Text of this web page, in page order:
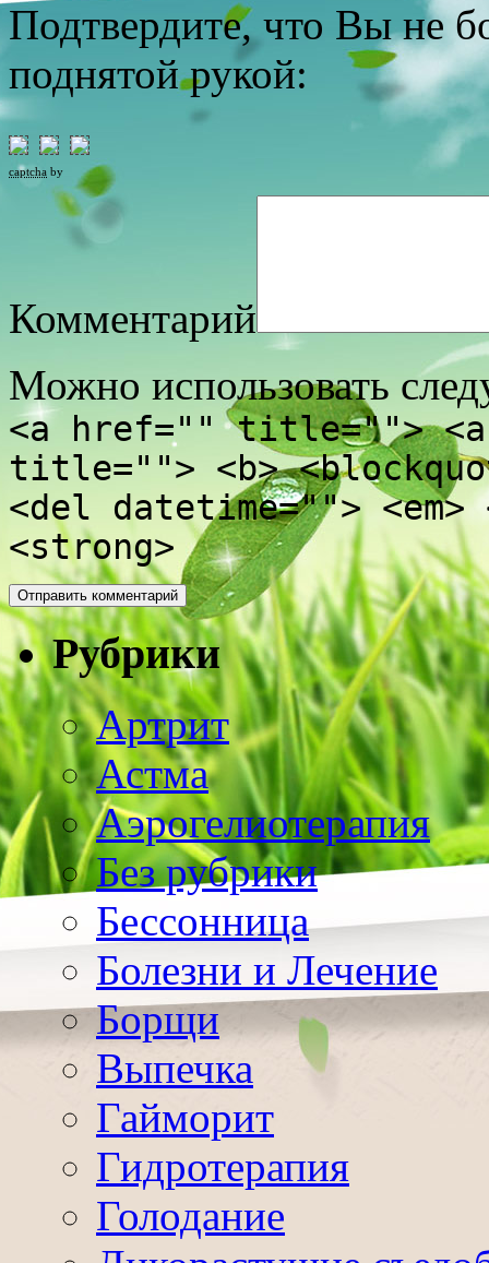
Подтвердите, что Вы не
поднятой рукой:
captcha by
Комментарий
Можно использовать
<a href="" title="">
title=""> <b>
<del datetime="">
<strong>
Рубрики
Артрит
Астма
Аэрогелиотерапия
Без рубрики
Бессонница
Болезни и Лечение
Борщи
Выпечка
Гайморит
Гидротерапия
Голодание